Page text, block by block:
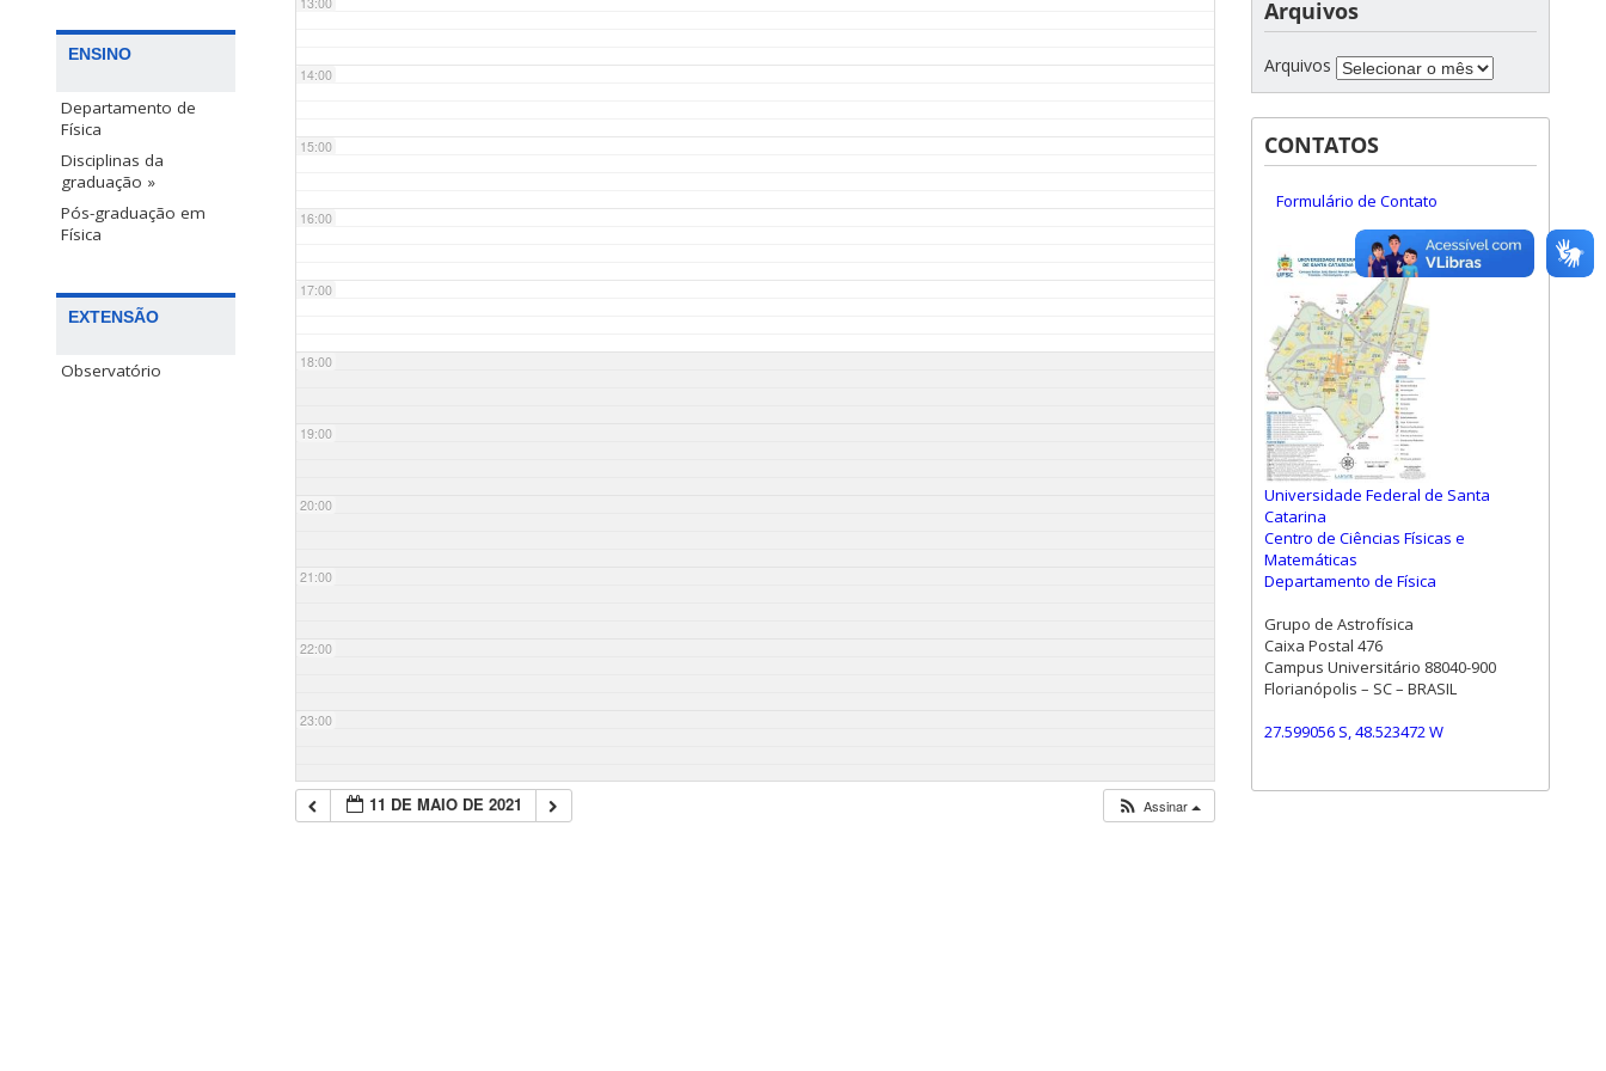
ENSINO
Departamento de
Física
Disciplinas da
graduação »
Pós-graduação em
Física
EXTENSÃO
Observatório
14:00
15:00
16:00
17:00
18:00
19:00
20:00
21:00
22:00
23:00
11 DE MAIO DE 2021 Assinar
Arquivos
Arquivos
CONTATOS
Formulário de Contato
Universidade Federal de Santa
Catarina
Centro de Ciências Físicas e
Matemáticas
Departamento de Física
Grupo de Astrofísica
Caixa Postal 476
Campus Universitário 88040-900
Florianópolis – SC – BRASIL
27.599056 S, 48.523472 W